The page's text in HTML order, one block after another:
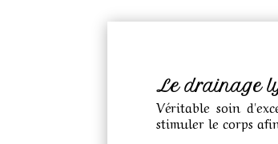
Le drainage
Véritable soin
stimuler le corps